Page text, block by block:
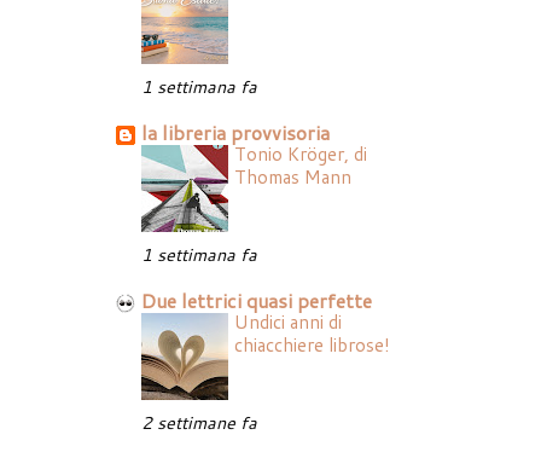
1 settimana fa
la libreria provvisoria
Tonio Kröger, di
Thomas Mann
1 settimana fa
Due lettrici quasi perfette
Undici anni di
chiacchiere librose!
2 settimane fa